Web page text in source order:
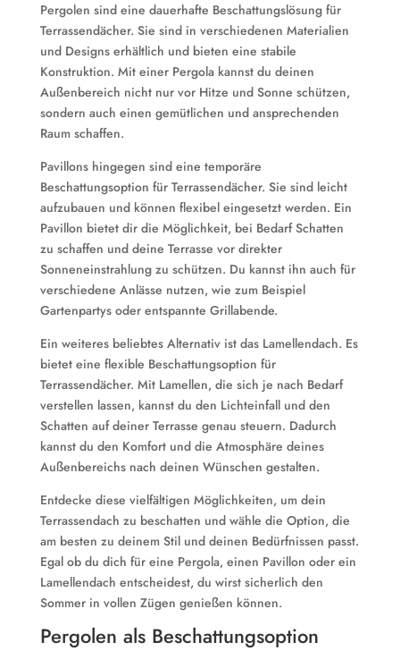
Pergolen sind eine dauerhafte Beschattungslösung für
Terrassendächer. Sie sind in verschiedenen Materialien
und Designs erhältlich und bieten eine stabile
Konstruktion. Mit einer Pergola kannst du deinen
Außenbereich nicht nur vor Hitze und Sonne schützen,
sondern auch einen gemütlichen und ansprechenden
Raum schaffen.
Pavillons hingegen sind eine temporäre
Beschattungsoption für Terrassendächer. Sie sind leicht
aufzubauen und können flexibel eingesetzt werden. Ein
Pavillon bietet dir die Möglichkeit, bei Bedarf Schatten
zu schaffen und deine Terrasse vor direkter
Sonneneinstrahlung zu schützen. Du kannst ihn auch für
verschiedene Anlässe nutzen, wie zum Beispiel
Gartenpartys oder entspannte Grillabende.
Ein weiteres beliebtes Alternativ ist das Lamellendach. Es
bietet eine flexible Beschattungsoption für
Terrassendächer. Mit Lamellen, die sich je nach Bedarf
verstellen lassen, kannst du den Lichteinfall und den
Schatten auf deiner Terrasse genau steuern. Dadurch
kannst du den Komfort und die Atmosphäre deines
Außenbereichs nach deinen Wünschen gestalten.
Entdecke diese vielfältigen Möglichkeiten, um dein
Terrassendach zu beschatten und wähle die Option, die
am besten zu deinem Stil und deinen Bedürfnissen passt.
Egal ob du dich für eine Pergola, einen Pavillon oder ein
Lamellendach entscheidest, du wirst sicherlich den
Sommer in vollen Zügen genießen können.
Pergolen als Beschattungsoption